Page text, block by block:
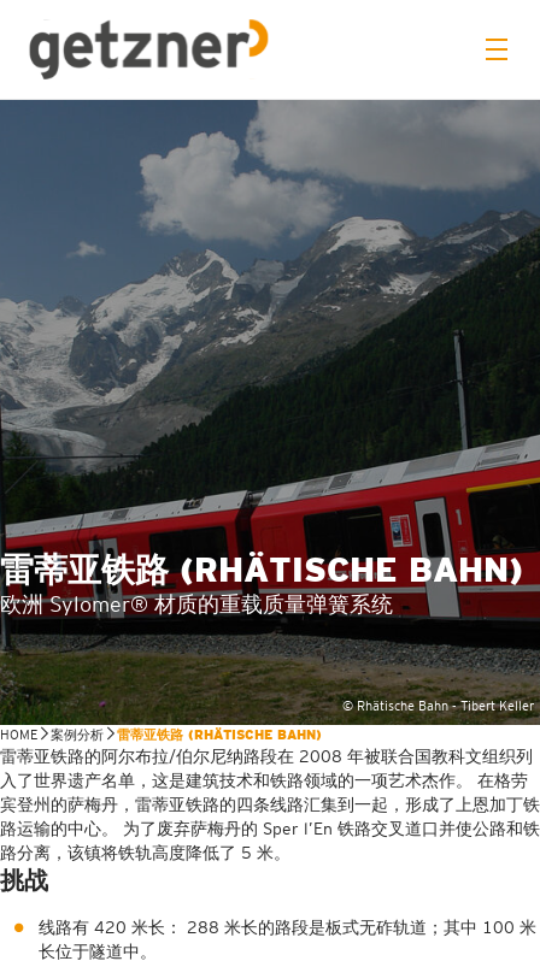
雷蒂亚铁路 (RHÄTISCHE BAHN)
欧洲 Sylomer® 材质的重载质量弹簧系统
© Rhätische Bahn - Tibert Keller
HOME
案例分析 雷蒂亚铁路 (RHÄTISCHE BAHN)
雷蒂亚铁路的阿尔布拉/伯尔尼纳路段在 2008 年被联合国教科文组织列
入了世界遗产名单，这是建筑技术和铁路领域的一项艺术杰作。 在格劳
宾登州的萨梅丹，雷蒂亚铁路的四条线路汇集到一起，形成了上恩加丁铁
路运输的中心。 为了 废弃萨梅丹的 Sper l’En 铁路交叉道口并使公路和铁
路分离，该镇将铁轨高度降低了 5 米。
挑战
线路有 420 米长： 288 米长的路段是板式无砟轨道；其中 100 米
长位于隧道中。